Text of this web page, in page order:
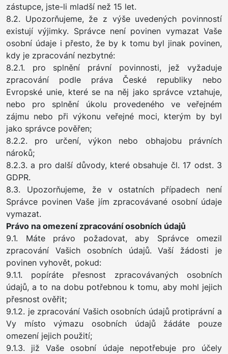
zástupce, jste-li mladší než 15 let.
8.2. Upozorňujeme, že z výše uvedených povinností
existují výjimky. Správce není povinen vymazat Vaše
osobní údaje i přesto, že by k tomu byl jinak povinen,
kdy je zpracování nezbytné:
8.2.1. pro splnění právní povinnosti, jež vyžaduje
zpracování podle práva České republiky nebo
Evropské unie, které se na něj jako správce vztahuje,
nebo pro splnění úkolu provedeného ve veřejném
zájmu nebo při výkonu veřejné moci, kterým by byl
jako správce pověřen;
8.2.2. pro určení, výkon nebo obhajobu právních
nároků;
8.2.3. a pro další důvody, které obsahuje čl. 17 odst. 3
GDPR.
8.3. Upozorňujeme, že v ostatních případech není
Správce povinen Vaše jím zpracovávané osobní údaje
vymazat.
Právo na omezení zpracování osobních údajů
9.1. Máte právo požadovat, aby Správce omezil
zpracování Vašich osobních údajů. Vaší žádosti je
povinen vyhovět, pokud:
9.1.1. popíráte přesnost zpracovávaných osobních
údajů, a to na dobu potřebnou k tomu, aby mohl jejich
přesnost ověřit;
9.1.2. je zpracování Vašich osobních údajů protiprávní a
Vy místo výmazu osobních údajů žádáte pouze
omezení jejich použití;
9.1.3. již Vaše osobní údaje nepotřebuje pro účely